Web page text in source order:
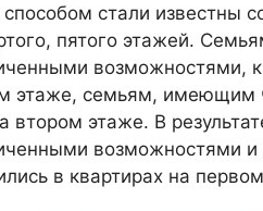
стали известны
пятого этажей.
возможностями,
этаже, семьям, имеющим
втором этаже. В
возможностями
в квартирах на